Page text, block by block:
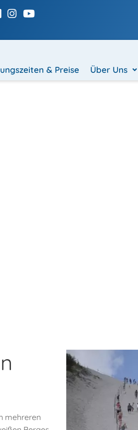
& Preise Über Uns
mehreren